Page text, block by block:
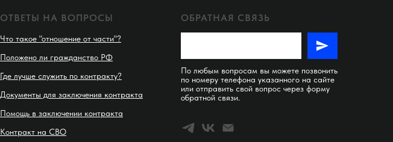
ОТВЕТЫ НА ВОПРОСЫ
Что такое "отношение от части"?
Положено ли гражданство РФ
Где лучше служить по контракту?
Документы для заключения контракта
Помощь в заключении контракта
Контракт на СВО
ОБРАТНАЯ СВЯЗЬ
По любым вопросам вы можете позвонить
по номеру телефона указанного на сайте
или отправить свой вопрос через форму
обратной связи.